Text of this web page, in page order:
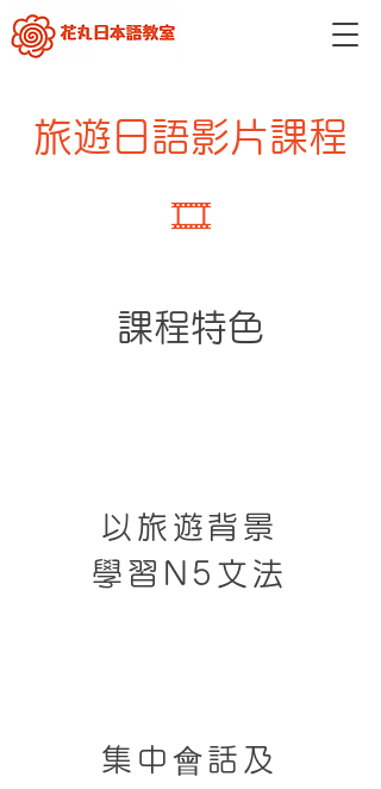
旅遊日語影片課程
🎞️
​課程特色
以旅遊背景
學習N5文法
集中會話及